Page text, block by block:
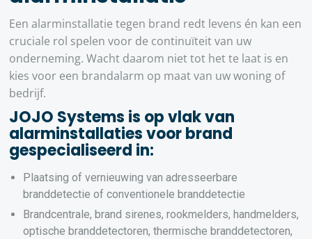
Een alarminstallatie tegen brand redt levens én kan een
cruciale rol spelen voor de continuïteit van uw
onderneming. Wacht daarom niet tot het te laat is en
kies voor een brandalarm op maat van uw woning of
bedrijf.
JOJO Systems is op vlak van
alarminstallaties voor brand
gespecialiseerd in:
Plaatsing of vernieuwing van adresseerbare
branddetectie of conventionele branddetectie
Brandcentrale, brand sirenes, rookmelders, handmelders,
optische branddetectoren, thermische branddetectoren,